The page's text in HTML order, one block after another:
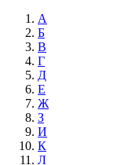
А
Б
В
Г
Д
Е
Ж
З
И
К
Л